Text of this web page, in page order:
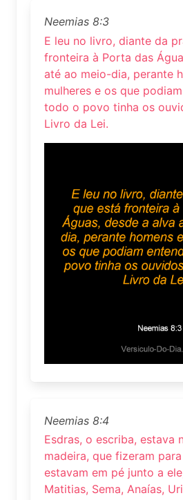
Neemias 8:3
E leu no livro, diante da
fronteira à Porta das
até ao meio-dia, perante
mulheres e os que
todo o povo tinha os
Livro da Lei.
Neemias 8:4
Esdras, o escriba, estava
madeira, que fizeram
estavam em pé junto a
Matitias, Sema, Anaías,